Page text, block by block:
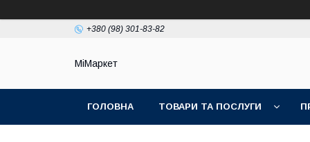
+380 (98) 301-83-82
МіМаркет
ГОЛОВНА ТОВАРИ ТА ПОСЛУГИ